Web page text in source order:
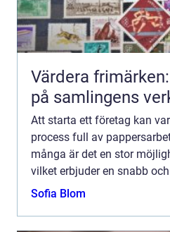
Värdera frimärken:
på samlingens
Att starta ett företag kan
process full av
många är det en stor
vilket erbjuder en snabb
f...
Sofia Blom